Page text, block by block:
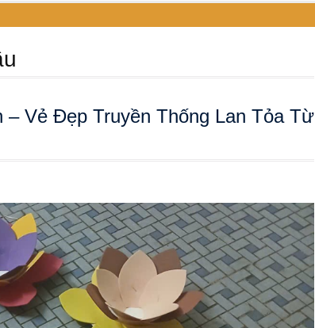
Vẻ Đẹp Truyền Thống Lan Tỏa Từ